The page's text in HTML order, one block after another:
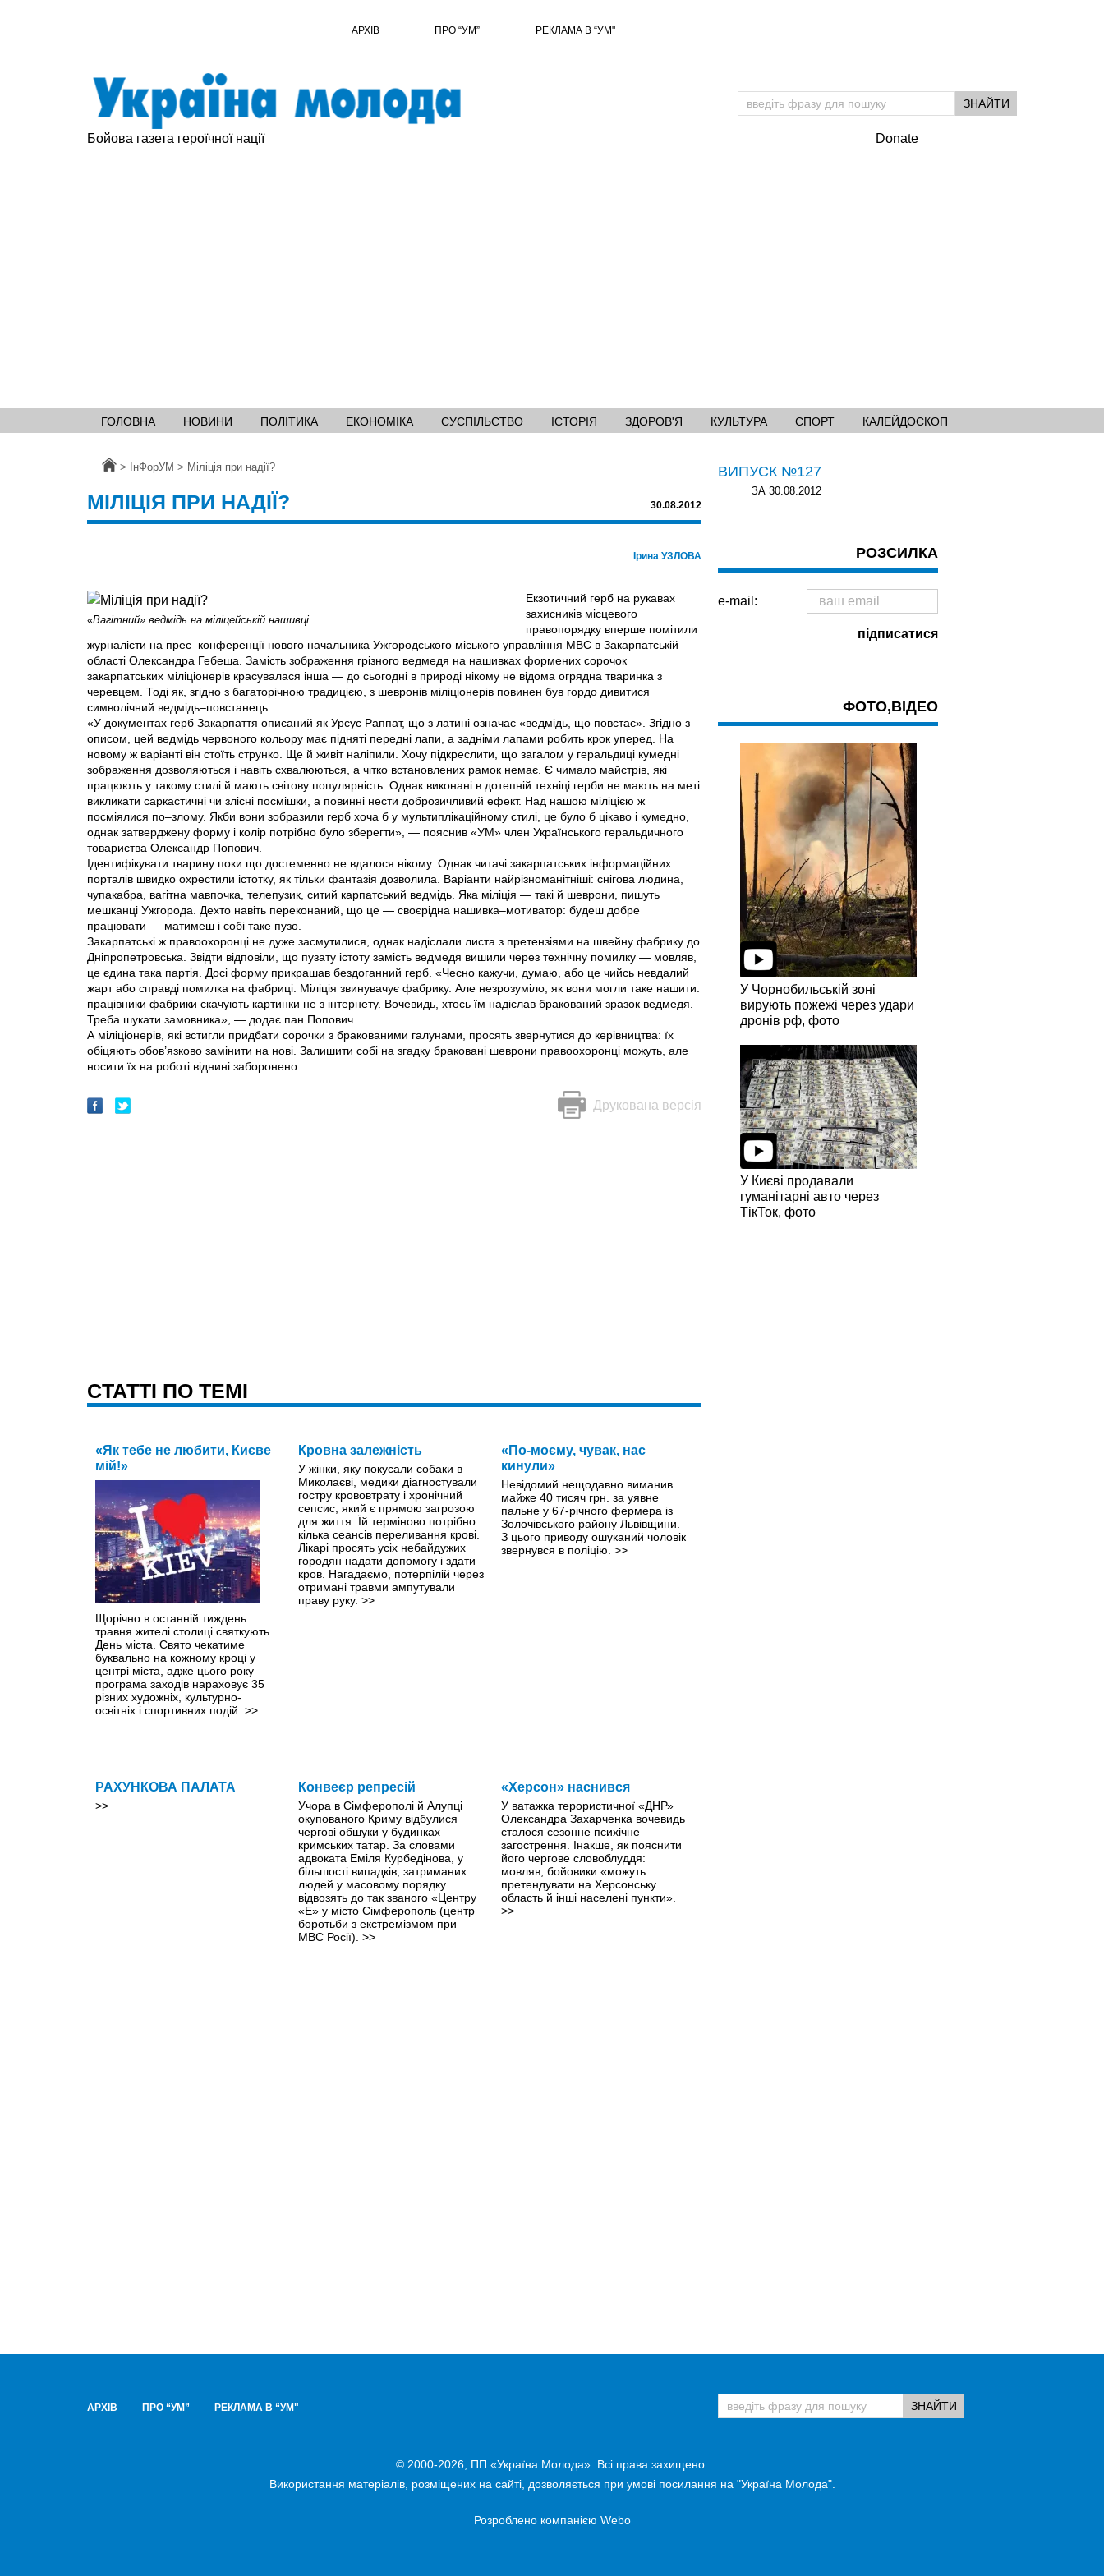
АРХІВ ПРО “УМ” РЕКЛАМА В “УМ"
Бойова газета героїчної нації Donate
ГОЛОВНА НОВИНИ ПОЛІТИКА ЕКОНОМІКА СУСПІЛЬСТВО ІСТОРІЯ ЗДОРОВ'Я КУЛЬТУРА СПОРТ КАЛЕЙДОСКОП
Головна
> ІнФорУМ > Міліція при надії?
МІЛІЦІЯ ПРИ НАДІЇ? 30.08.2012
Ірина УЗЛОВА
«Вагітний» ведмідь на міліцейській нашивці.
Екзотичний герб на рукавах
захисників місцевого
правопорядку вперше помітили
журналісти на прес–конференції нового начальника Ужгородського міського управління МВС в Закарпатській
області Олександра Гебеша. Замість зображення грізного ведмедя на нашивках формених сорочок
закарпатських міліціонерів красувалася інша — до сьогодні в природі нікому не відома огрядна тваринка з
черевцем. Тоді як, згідно з багаторічною традицією, з шевронів міліціонерів повинен був гордо дивитися
символічний ведмідь–повстанець.
«У документах герб Закарпаття описаний як Урсус Раппат, що з латині означає «ведмідь, що повстає». Згідно з
описом, цей ведмідь червоного кольору має підняті передні лапи, а задніми лапами робить крок уперед. На
новому ж варіанті він стоїть струнко. Ще й живіт наліпили. Хочу підкреслити, що загалом у геральдиці кумедні
зображення дозволяються і навіть схвалюються, а чітко встановлених рамок немає. Є чимало майстрів, які
працюють у такому стилі й мають світову популярність. Однак виконані в дотепній техніці герби не мають на меті
викликати саркастичні чи злісні посмішки, а повинні нести доброзичливий ефект. Над нашою міліцією ж
посміялися по–злому. Якби вони зобразили герб хоча б у мультиплікаційному стилі, це було б цікаво і кумедно,
однак затверджену форму і колір потрібно було зберегти», — пояснив «УМ» член Українського геральдичного
товариства Олександр Попович.
Ідентифікувати тварину поки що достеменно не вдалося нікому. Однак читачі закарпатських інформаційних
порталів швидко охрестили істотку, як тільки фантазія дозволила. Варіанти найрізноманітніші: снігова людина,
чупакабра, вагітна мавпочка, телепузик, ситий карпатський ведмідь. Яка міліція — такі й шеврони, пишуть
мешканці Ужгорода. Дехто навіть переконаний, що це — своєрідна нашивка–мотиватор: будеш добре
працювати — матимеш і собі таке пузо.
Закарпатські ж правоохоронці не дуже засмутилися, однак надіслали листа з претензіями на швейну фабрику до
Дніпропетровська. Звідти відповіли, що пузату істоту замість ведмедя вишили через технічну помилку — мовляв,
це єдина така партія. Досі форму прикрашав бездоганний герб. «Чесно кажучи, думаю, або це чийсь невдалий
жарт або справді помилка на фабриці. Міліція звинувачує фабрику. Але незрозуміло, як вони могли таке нашити:
працівники фабрики скачують картинки не з інтернету. Вочевидь, хтось їм надіслав бракований зразок ведмедя.
Треба шукати замовника», — додає пан Попович.
А міліціонерів, які встигли придбати сорочки з бракованими галунами, просять звернутися до керівництва: їх
обіцяють обов’язково замінити на нові. Залишити собі на згадку браковані шеврони правоохоронці можуть, але
носити їх на роботі віднині заборонено.
Друкована версія
CТАТТІ ПО ТЕМІ
«Як тебе не любити, Києве
мій!»
Щорічно в останній тиждень
травня жителі столиці святкують
День міста. Свято чекатиме
буквально на кожному кроці y
центрі міста, адже цього року
програма заходів нараховує 35
різних художніх, культурно-
освітніх і спортивних подій. >>
Кровна залежність
У жінки, яку покусали собаки в
Миколаєві, медики діагностували
гостру крововтрату і хронічний
сепсис, який є прямою загрозою
для життя. Їй терміново потрібно
кілька сеансів переливання крові.
Лікарі просять усіх небайдужих
городян надати допомогу і здати
кров. Нагадаємо, потерпілій через
отримані травми ампутували
праву руку. >>
«По-моєму, чувак, нас
кинули»
Невідомий нещодавно виманив
майже 40 тисяч грн. за уявне
пальне у 67-річного фермера із
Золочівського району Львівщини.
З цього приводу ошуканий чоловік
звернувся в поліцію. >>
РАХУНКОВА ПАЛАТА
>>
Конвеєр репресій
Учора в Сімферополі й Алупці
окупованого Криму відбулися
чергові обшуки у будинках
кримських татар. За словами
адвоката Еміля Курбедінова, у
більшості випадків, затриманих
людей у масовому порядку
відвозять до так званого «Центру
«Е» у місто Сімферополь (центр
боротьби з екстремізмом при
МВС Росії). >>
«Херсон» наснився
У ватажка терористичної «ДНР»
Олександра Захарченка вочевидь
сталося сезонне психічне
загострення. Інакше, як пояснити
його чергове словоблуддя:
мовляв, бойовики «можуть
претендувати на Херсонську
область й інші населені пункти».
>>
ВИПУСК №127
ЗА 30.08.2012
РОЗСИЛКА
e-mail:
ФОТО,ВІДЕО
У Чорнобильській зоні
вирують пожежі через удари
дронів рф, фото
У Києві продавали
гуманітарні авто через
ТікТок, фото
АРХІВ ПРО “УМ” РЕКЛАМА В “УМ"
© 2000-2026, ПП «Україна Молода». Всі права захищено.
Використання матеріалів, розміщених на сайті, дозволяється при умові посилання на "Україна Молода".
Розроблено компанією Webo